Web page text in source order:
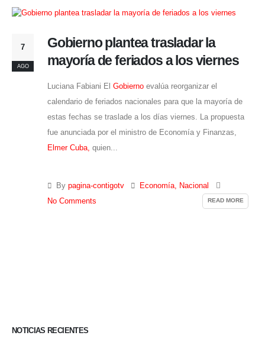
7
AGO
Gobierno plantea trasladar la
mayoría de feriados a los viernes
Luciana Fabiani El Gobierno evalúa reorganizar el
calendario de feriados nacionales para que la mayoría de
estas fechas se traslade a los días viernes. La propuesta
fue anunciada por el ministro de Economía y Finanzas,
Elmer Cuba, quien...
By pagina-contigotv Economía, Nacional
No Comments
READ MORE
NOTICIAS RECIENTES